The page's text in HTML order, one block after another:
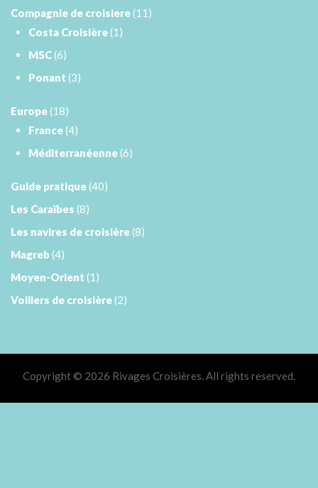
Compagnie de croisiere(11)
Costa Croisière(1)
MSC(6)
Ponant (3)
Europe(18)
France(4)
Méditerranéenne(6)
Guide pratique(40)
Les Caraïbes (8)
Les navires de croisière(8)
Magreb(4)
Moyen-Orient (1)
Voiliers de croisière(2)
Copyright © 2026 Rivages Croisières. All rights reserved.